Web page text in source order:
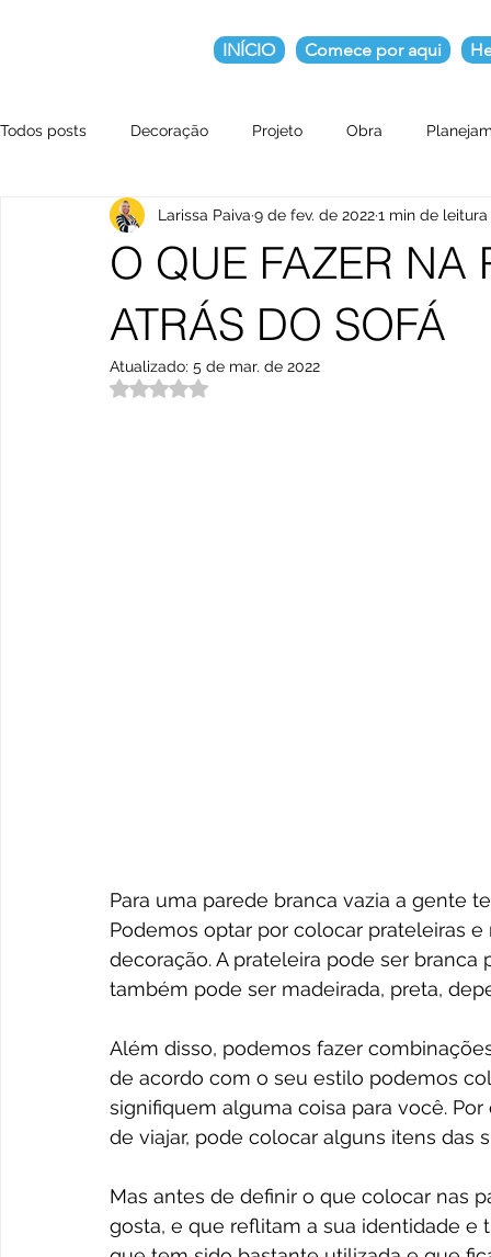
INÍCIO Comece por aqui
Todos posts Decoração Projeto Obra
O QUE FAZER NA
ATRÁS DO SOFÁ
Larissa Paiva 9 de fev. de 20221 min de leitura
Atualizado: 5 de mar. de 2022
Avaliado com NaN de 5 estrelas.
Para uma parede branca vazia a gente
Podemos optar por colocar prateleiras
decoração. A prateleira pode ser
também pode ser madeirada, preta,
Além disso, podemos fazer
de acordo com o seu estilo podemos
signifiquem alguma coisa para você.
de viajar, pode colocar alguns itens das
Mas antes de definir o que colocar nas
gosta, e que reflitam a sua identidade e